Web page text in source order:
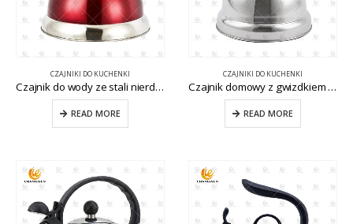
CZAJNIKI DO KUCHENKI
Czajnik do wody ze stali nierdzewnej, malowany na czerwono CW-T017-1
READ MORE
CZAJNIKI DO KUCHENKI
Czajnik domowy z gwizdkiem do wody ze stali nierdzewnej CW-T007-1
READ MORE